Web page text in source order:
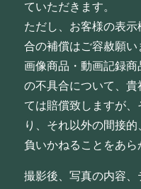
ていただきます。
ただし、お客様の表
合の補償はご容赦願い
画像商品・動画記録
の不具合について、
ては賠償致しますが
り、それ以外の間接
負いかねることをあ
撮影後、写真の内容、